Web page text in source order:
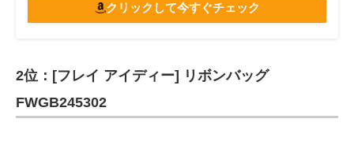
クリックして今すぐチェック
2位：[フレイ アイディー] リボンバッグ
FWGB245302